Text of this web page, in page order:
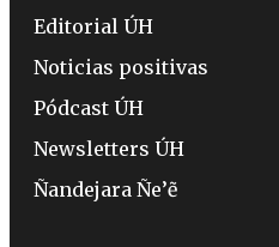
Editorial ÚH
Noticias positivas
Pódcast ÚH
Newsletters ÚH
Ñandejara Ñe’ẽ